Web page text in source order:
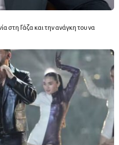
στη Γάζα και την ανάγκη του να